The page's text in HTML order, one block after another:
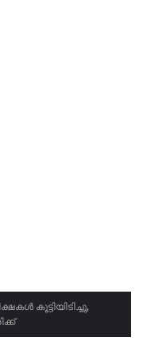
കൂട്ടിയിടിച്ചു,